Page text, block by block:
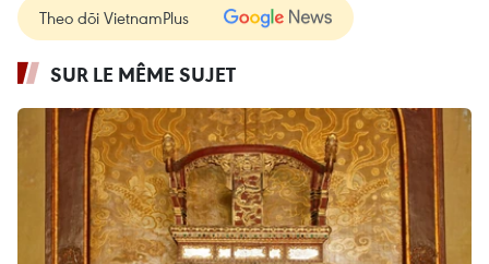
Theo dõi VietnamPlus
SUR LE MÊME SUJET